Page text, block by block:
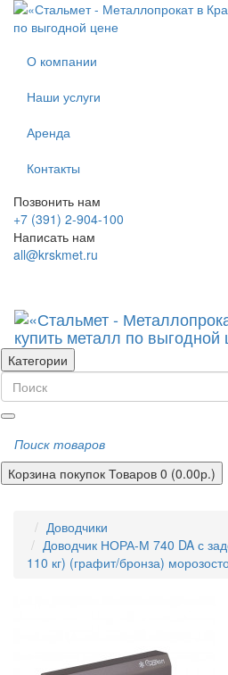
О компании
Наши услуги
Аренда
Контакты
Позвонить нам
+7 (391) 2-904-100
Написать нам
all@krskmet.ru
Категории
Поиск товаров
Корзина покупок Товаров 0 (0.00р.)
Доводчики
Доводчик НОРА-М 740 DA с
110 кг) (графит/бронза)